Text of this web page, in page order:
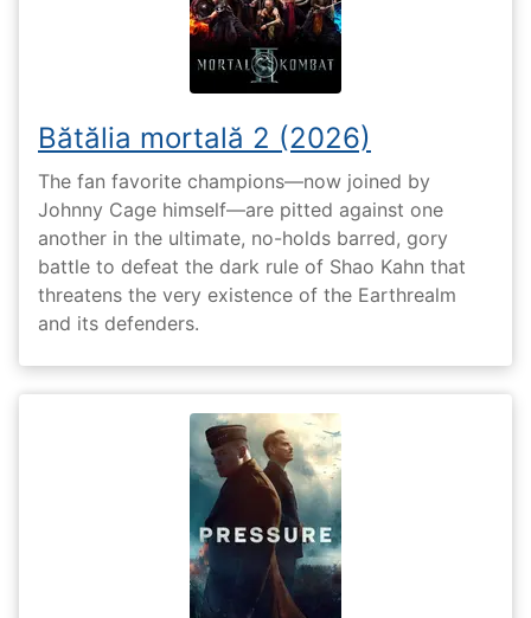
Bătălia mortală 2 (2026)
The fan favorite champions—now joined by
Johnny Cage himself—are pitted against one
another in the ultimate, no-holds barred, gory
battle to defeat the dark rule of Shao Kahn that
threatens the very existence of the Earthrealm
and its defenders.